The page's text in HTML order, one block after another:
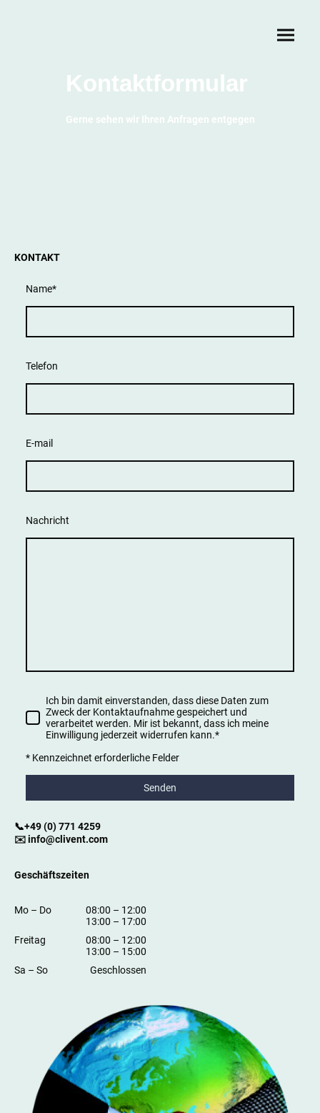
Kontaktformular
Gerne sehen wir Ihren Anfragen entgegen
KONTAKT
Name*
Telefon
E-mail
Nachricht
Ich bin damit einverstanden, dass diese Daten zum
Zweck der Kontaktaufnahme gespeichert und
verarbeitet werden. Mir ist bekannt, dass ich meine
Einwilligung jederzeit widerrufen kann.*
* Kennzeichnet erforderliche Felder
Senden
📞+49 (0) 771 4259
✉️ info@clivent.com
Geschäftszeiten
Mo – Do 08:00 – 12:00
13:00 – 17:00
Freitag
08:00 – 12:00
13:00 – 15:00
Sa – So Geschlossen